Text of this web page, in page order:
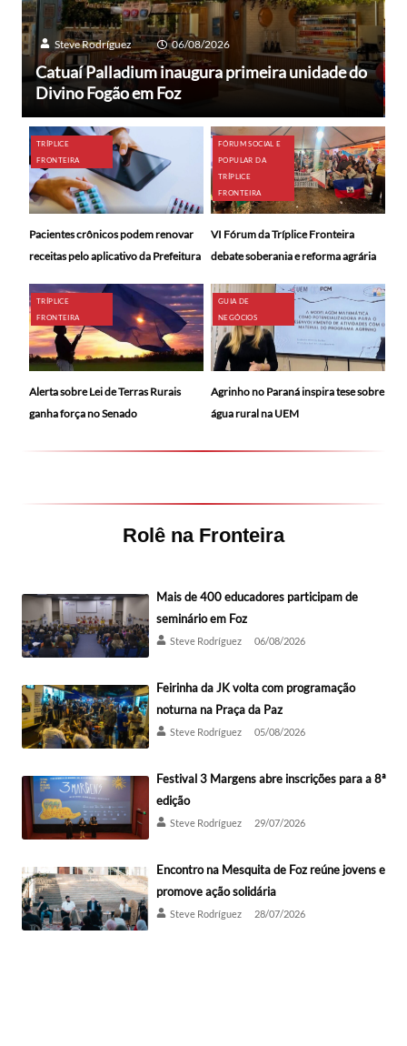
Steve Rodríguez 06/08/2026
Catuaí Palladium inaugura primeira unidade do
Divino Fogão em Foz
TRÍPLICE
FRONTEIRA
Pacientes crônicos podem renovar
receitas pelo aplicativo da Prefeitura
FÓRUM SOCIAL E
POPULAR DA
TRÍPLICE
FRONTEIRA
VI Fórum da Tríplice Fronteira
debate soberania e reforma agrária
TRÍPLICE
FRONTEIRA
Alerta sobre Lei de Terras Rurais
ganha força no Senado
GUIA DE
NEGÓCIOS
Agrinho no Paraná inspira tese sobre
água rural na UEM
Rolê na Fronteira
Mais de 400 educadores participam de
seminário em Foz
Steve Rodríguez 06/08/2026
Feirinha da JK volta com programação
noturna na Praça da Paz
Steve Rodríguez 05/08/2026
Festival 3 Margens abre inscrições para a 8ª
edição
Steve Rodríguez 29/07/2026
Encontro na Mesquita de Foz reúne jovens e
promove ação solidária
Steve Rodríguez 28/07/2026